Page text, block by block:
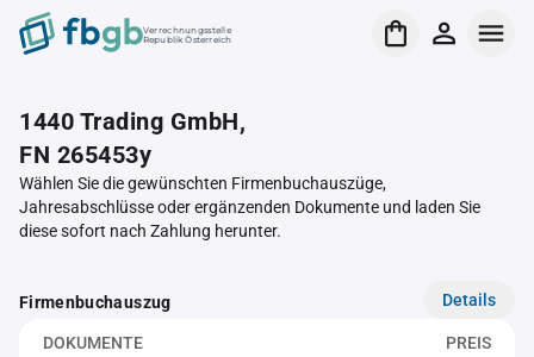
Verrechnungsstelle
Republik Österreich
1440 Trading GmbH,
FN 265453y
Wählen Sie die gewünschten Firmenbuchauszüge,
Jahresabschlüsse oder ergänzenden Dokumente und laden Sie
diese sofort nach Zahlung herunter.
Firmenbuchauszug Details
DOKUMENTE PREIS